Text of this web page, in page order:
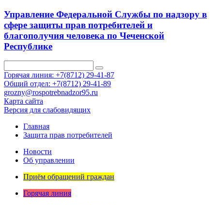
Управление Федеральной Службы по надзору в
сфере защиты прав потребителей и
благополучия человека по Чеченской
Республике
Горячая линия: +7(8712) 29-41-87
Общий отдел: +7(8712) 29-41-89
grozny@rospotrebnadzor95.ru
Карта сайта
Версия для слабовидящих
Главная
Защита прав потребителей
Новости
Об управлении
Приём обращений граждан
Горячая линия